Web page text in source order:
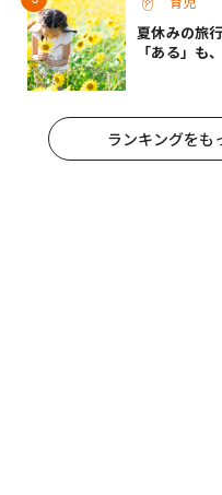
夏休みの旅
「ある」も
ランキングをも